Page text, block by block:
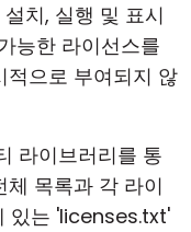
치, 실행 및 표시
능한 라이선스를
적으로 부여되지 않
라이브러리를 통
체 목록과 각 라이
있는 'licenses.txt'